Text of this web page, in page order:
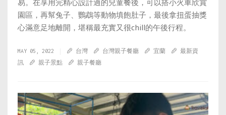
易。在享用完精心設計過的兒童餐後，可以搭小火車欣賞
園區，再幫兔子、鸚鵡等動物填飽肚子，最後拿扭蛋抽獎
心滿意足地離開，堪稱最充實又很chill的午後行程。
MAY 05, 2022 台灣 台灣親子餐廳 宜蘭
最新資
訊
親子景點 親子餐廳